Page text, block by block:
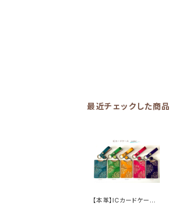
最近チェックした商品
【本革】ICカードケー